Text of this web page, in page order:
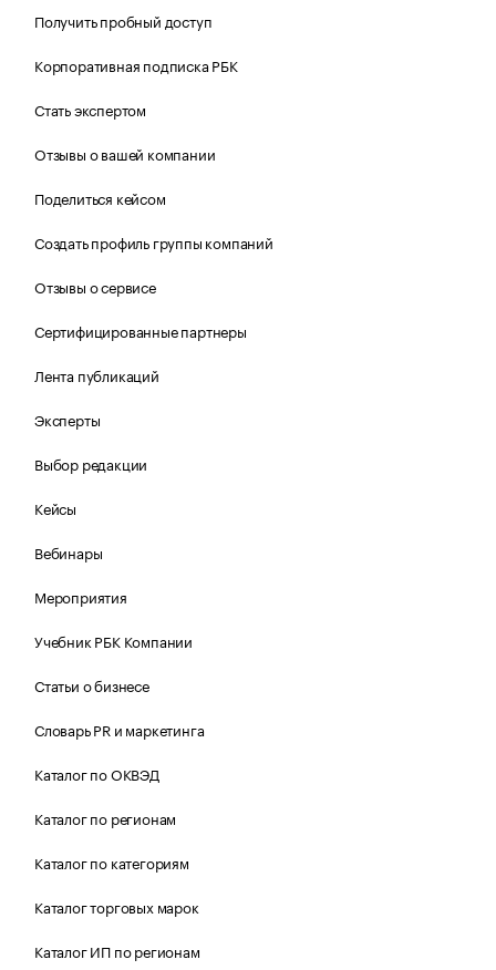
Получить пробный доступ
Корпоративная подписка РБК
Стать экспертом
Отзывы о вашей компании
Поделиться кейсом
Создать профиль группы компаний
Отзывы о сервисе
Сертифицированные партнеры
Лента публикаций
Эксперты
Выбор редакции
Кейсы
Вебинары
Мероприятия
Учебник РБК Компании
Статьи о бизнесе
Словарь PR и маркетинга
Каталог по ОКВЭД
Каталог по регионам
Каталог по категориям
Каталог торговых марок
Каталог ИП по регионам